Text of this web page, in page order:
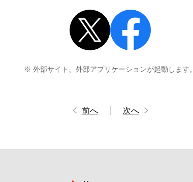
※ 外部サイト、外部アプリケーションが起動します。
前へ 次へ